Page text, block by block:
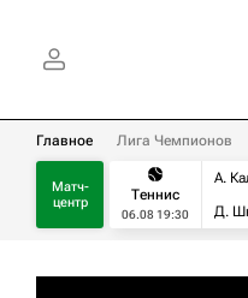
Главное Лига Чемпионов
Матч-
центр
Теннис
06.08 19:30
А.
Д.